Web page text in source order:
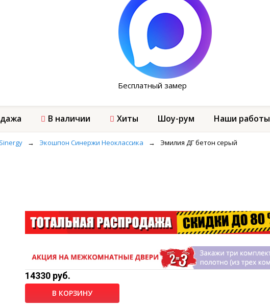
Бесплатный замер
В наличии Хиты Шоу-рум Наши работы
→ Экошпон Синержи Неоклассика → Эмилия ДГ бетон серый
14330 руб.
В КОРЗИНУ